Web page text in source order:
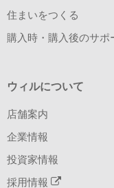
住まいをつくる
購入時・購入後のサポ
ウィルについて
店舗案内
企業情報
投資家情報
採用情報